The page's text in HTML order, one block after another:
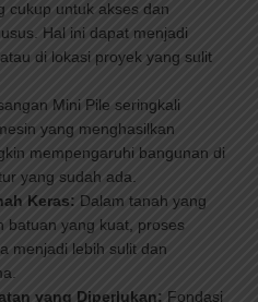
cukup untuk akses dan
Hal ini dapat menjadi
di lokasi proyek yang sulit
Mini Pile seringkali
yang menghasilkan
mempengaruhi bangunan di
yang sudah ada.
Keras: Dalam tanah yang
batuan yang kuat, proses
menjadi lebih sulit dan
yang Diperlukan: Fondasi